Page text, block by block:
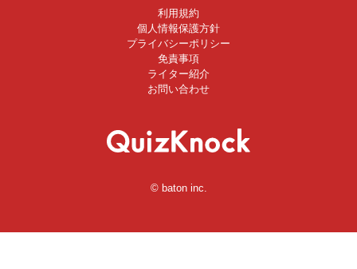
利用規約
個人情報保護方針
プライバシーポリシー
免責事項
ライター紹介
お問い合わせ
© baton inc.